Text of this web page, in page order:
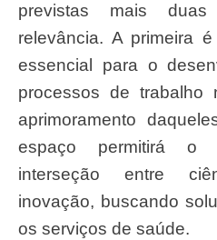
previstas mais
relevância. A primeira
essencial para o
processos de
aprimoramento
espaço permitirá o
interseção entre
inovação, buscando
os serviços de saúde.